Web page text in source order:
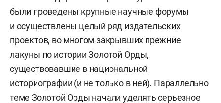
были проведены крупные научные форумы
и осуществлены целый ряд издательских
проектов, во многом закрывших прежние
лакуны по истории Золотой Орды,
существовавшие в национальной
историографии (и не только в ней). Параллельно
теме Золотой Орды начали уделять серьезное